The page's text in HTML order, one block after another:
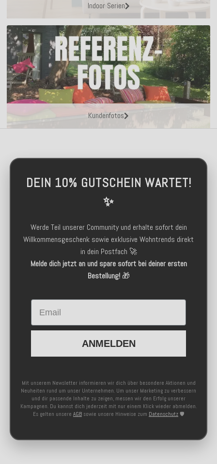
Indoor Serien
Kundenfotos
DEIN 10% GUTSCHEIN WARTET!
✨
Werde Teil unserer Community und erhalte sofort dein
Willkommensgeschenk sowie exklusive Wohntrends direkt
in dein Postfach 🚀
Melde dich jetzt an und spare sofort bei deiner ersten
Bestellung!🎁
Email
ANMELDEN
Mit unserem Newsletter informieren wir dich über besondere Aktionen und
Neuheiten rund um unser Unternehmen. Um unser Marketing zu verbessern
und dir passende Inhalte zu zeigen, messen wir den Erfolg unserer
Kampagnen. Du kannst dich jederzeit mit nur einem Klick wieder abmelden.
Es gelten unsere AGB sowie unsere Hinweise zum Datenschutz 🛡️